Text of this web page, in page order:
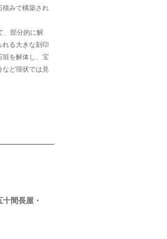
積みで構築され
、部分的に解
る大きな刻印
を解体し、宝
ど現状では見
間長屋・